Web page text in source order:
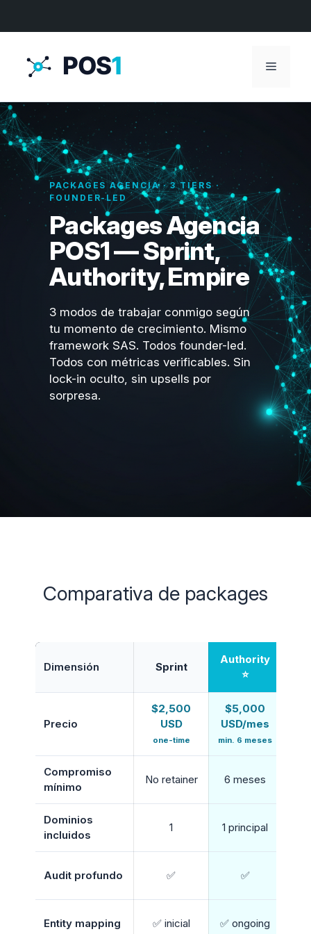
Menú
PACKAGES AGENCIA · 3 TIERS ·
FOUNDER-LED
Packages Agencia
POS1 — Sprint,
Authority, Empire
3 modos de trabajar conmigo según
tu momento de crecimiento. Mismo
framework SAS. Todos founder-led.
Todos con métricas verificables. Sin
lock-in oculto, sin upsells por
sorpresa.
Comparativa de packages
Dimensión Sprint
Authority
⭐
Precio
$2,500
USD
one-time
$5,000
USD/mes
min. 6 meses
Compromiso
mínimo
No retainer 6 meses
Dominios
incluidos
1 1 principal
Audit profundo ✅ ✅
Entity mapping ✅ inicial ✅ ongoing